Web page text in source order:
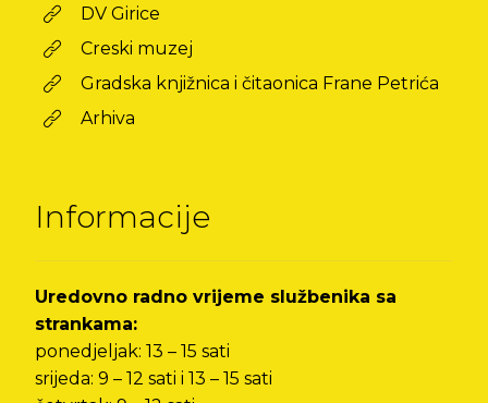
DV Girice
Creski muzej
Gradska knjižnica i čitaonica Frane Petrića
Arhiva
Informacije
Uredovno radno vrijeme službenika sa
strankama:
ponedjeljak: 13 – 15 sati
srijeda: 9 – 12 sati i 13 – 15 sati